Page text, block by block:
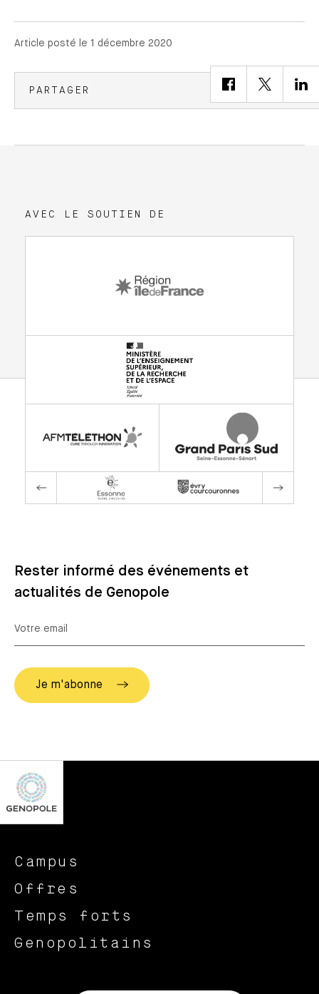
Article posté le 1 décembre 2020
PARTAGER
AVEC LE SOUTIEN DE
Rester informé des événements et
actualités de Genopole
Campus
Offres
Temps forts
Genopolitains